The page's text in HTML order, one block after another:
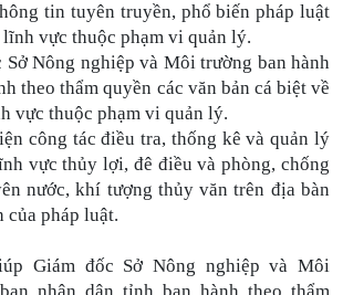
tin tuyên truyền, phổ biến pháp luật
vực thuộc phạm vi quản lý.
Sở Nông nghiệp và Môi trường ban hành
theo thẩm quyền các văn bản cá biệt về
vực thuộc phạm vi quản lý.
công tác điều tra, thống kê và quản lý
vực thủy lợi, đê điều và phòng, chống
nước, khí tượng thủy văn trên địa bàn
pháp luật.
Giám đốc Sở Nông nghiệp và Môi